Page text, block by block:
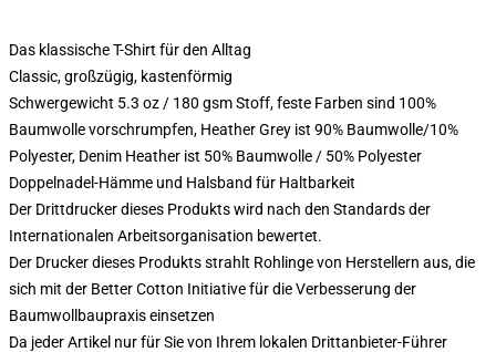
Das klassische T-Shirt für den Alltag
Classic, großzügig, kastenförmig
Schwergewicht 5.3 oz / 180 gsm Stoff, feste Farben sind 100%
Baumwolle vorschrumpfen, Heather Grey ist 90% Baumwolle/10%
Polyester, Denim Heather ist 50% Baumwolle / 50% Polyester
Doppelnadel-Hämme und Halsband für Haltbarkeit
Der Drittdrucker dieses Produkts wird nach den Standards der
Internationalen Arbeitsorganisation bewertet.
Der Drucker dieses Produkts strahlt Rohlinge von Herstellern aus, die
sich mit der Better Cotton Initiative für die Verbesserung der
Baumwollbaupraxis einsetzen
Da jeder Artikel nur für Sie von Ihrem lokalen Drittanbieter-Führer